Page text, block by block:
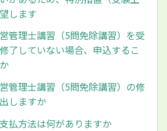
します
管理士講習（5問免除講習）を受
了していない場合、申込するこ
管理士講習（5問免除講習）の修
しますか
払方法は何がありますか